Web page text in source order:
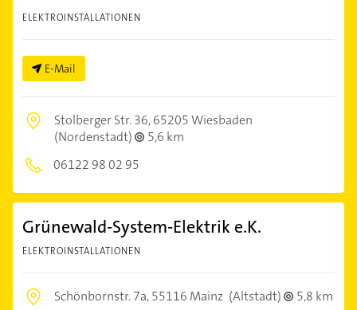
ELEKTROINSTALLATIONEN
E-Mail
Stolberger Str. 36,65205 Wiesbaden
(Nordenstadt)
5,6 km
06122 98 02 95
Grünewald-System-Elektrik e.K.
ELEKTROINSTALLATIONEN
Schönbornstr. 7a,55116 Mainz (Altstadt) 5,8 km